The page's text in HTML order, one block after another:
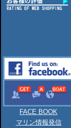
FACE BOOK
マリン情報発信